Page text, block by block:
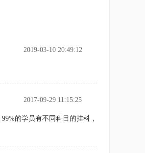
2019-03-10 20:49:12
2017-09-29 11:15:25
的学员有不同科目的挂科，